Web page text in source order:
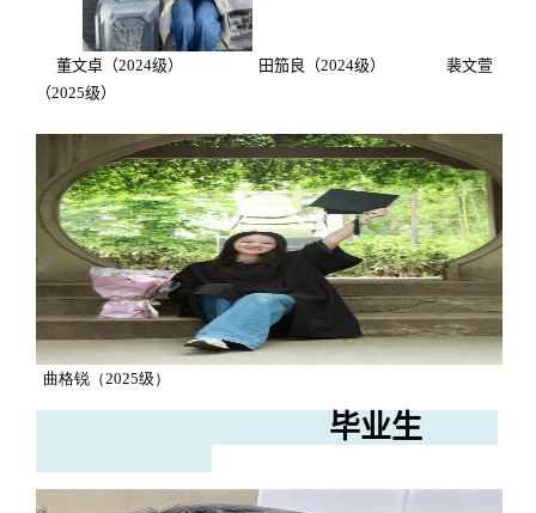
董文卓（2024级） 田笳良（2024级） 裴文萱
（2025级）
曲格锐（2025级）
毕业生